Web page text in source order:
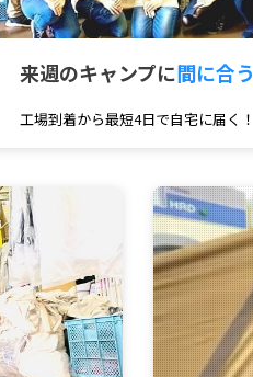
来週のキャンプに間に合う
工場到着から最短4日で自宅に届く！